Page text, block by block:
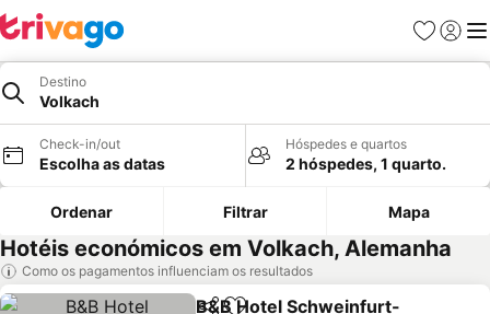
Favoritos
Iniciar
Destino
Volkach
Check-in/out
Escolha as datas
Hóspedes e quartos
2 hóspedes, 1 quarto.
Ordenar Filtrar Mapa
Hotéis económicos em Volkach, Alemanha
Como os pagamentos influenciam os resultados
B&B Hotel Schweinfurt-